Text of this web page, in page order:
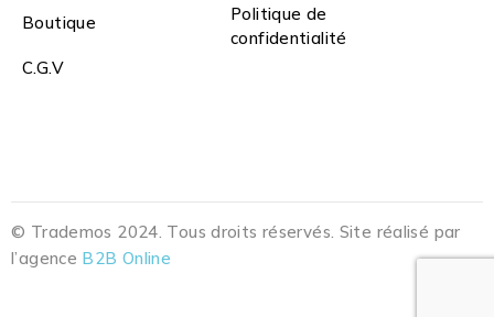
Boutique
Politique de
confidentialité
C.G.V
© Trademos 2024. Tous droits réservés. Site réalisé par
l’agence B2B Online